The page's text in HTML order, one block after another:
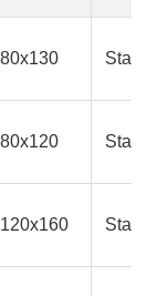
80x130 Stahl
80x120 Stahl
120x160 Stahl